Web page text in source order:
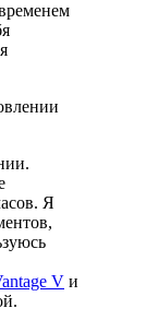
Я
V и